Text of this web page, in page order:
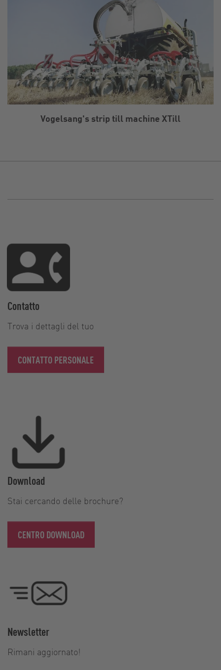
Vogelsang's strip till machine XTill
Contatto
Trova i dettagli del tuo
CONTATTO PERSONALE
Download
Stai cercando delle brochure?
CENTRO DOWNLOAD
Newsletter
Rimani aggiornato!